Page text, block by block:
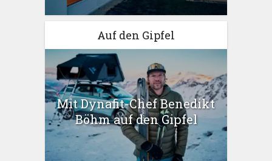
Auf den Gipfel
Mit Dynafit-Chef Benedikt
Böhm auf den Gipfel